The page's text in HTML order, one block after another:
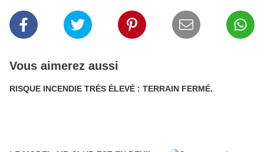
Vous aimerez aussi
RISQUE INCENDIE TRÉS ÉLEVÉ : TERRAIN FERMÉ.